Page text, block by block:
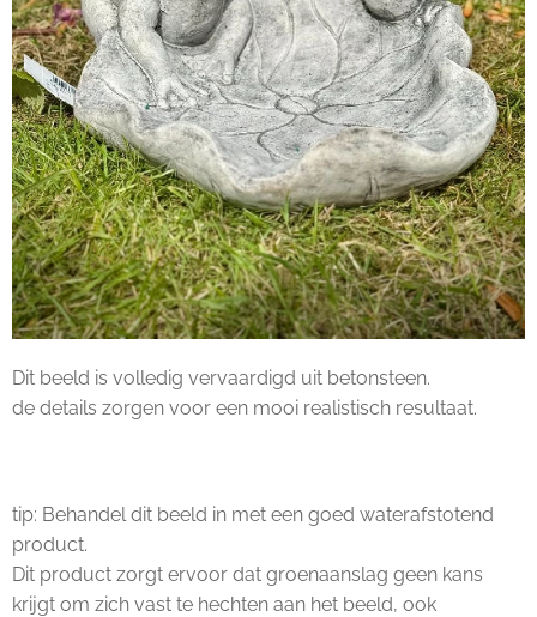
Dit beeld is volledig vervaardigd uit betonsteen.
de details zorgen voor een mooi realistisch resultaat.
tip: Behandel dit beeld in met een goed waterafstotend
product.
Dit product zorgt ervoor dat groenaanslag geen kans
krijgt om zich vast te hechten aan het beeld, ook